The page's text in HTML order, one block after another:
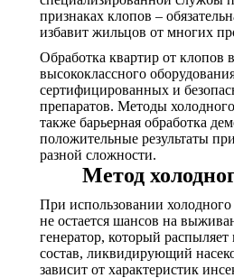
признаках клопов –
избавит жильцов от многих
Обработка квартир от клопов
высококлассного
сертифицированных и
препаратов. Методы
также барьерная обработка
положительные результаты
разной сложности.
Метод
При использовании холодного
не остается шансов на
генератор, который
состав, ликвидирующий
зависит от характеристик